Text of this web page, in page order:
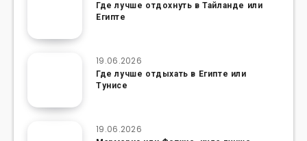
Где лучше отдохнуть в Тайланде или
Египте
19.06.2026
Где лучше отдыхать в Египте или
Тунисе
19.06.2026